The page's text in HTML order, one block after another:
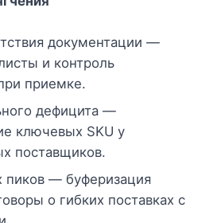
документации —
и контроль
приемке.
дефицита —
ключевых SKU у
поставщиков.
пиков — буферизация
о гибких поставках с